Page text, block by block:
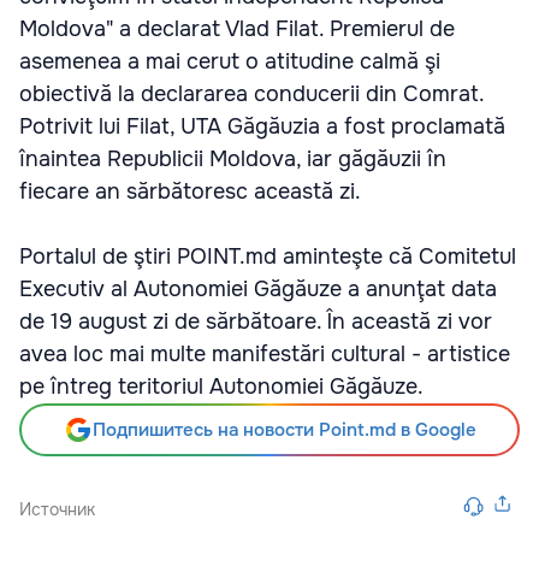
Moldova" a declarat Vlad Filat. Premierul de
asemenea a mai cerut o atitudine calmă şi
obiectivă la declararea conducerii din Comrat.
Potrivit lui Filat, UTA Găgăuzia a fost proclamată
înaintea Republicii Moldova, iar găgăuzii în
fiecare an sărbătoresc această zi.
Portalul de ştiri POINT.md aminteşte că Comitetul
Executiv al Autonomiei Găgăuze a anunţat data
de 19 august zi de sărbătoare. În această zi vor
avea loc mai multe manifestări cultural - artistice
pe întreg teritoriul Autonomiei Găgăuze.
Подпишитесь на новости Point.md в Google
Источник